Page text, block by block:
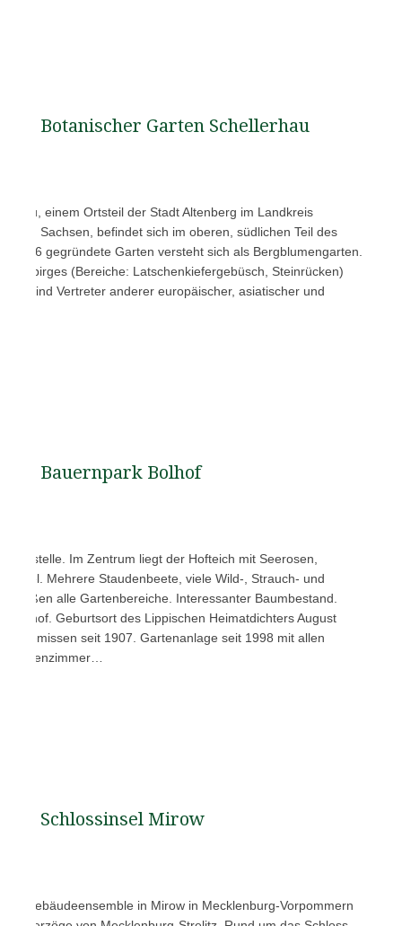
Botanischer Garten Schellerhau
einem Ortsteil der Stadt Altenberg im Landkreis
in Sachsen, befindet sich im oberen, südlichen Teil des
1906 gegründete Garten versteht sich als Bergblumengarten.
(Bereiche: Latschenkiefergebüsch, Steinrücken)
sind Vertreter anderer europäischer, asiatischer und
Bauernpark Bolhof
Im Zentrum liegt der Hofteich mit Seerosen,
Insel. Mehrere Staudenbeete, viele Wild-, Strauch- und
alle Gartenbereiche. Interessanter Baumbestand.
Bolhof. Geburtsort des Lippischen Heimatdichters August
Asemissen seit 1907. Gartenanlage seit 1998 mit allen
Gartenzimmer…
Schlossinsel Mirow
Gebäudeensemble in Mirow in Mecklenburg-Vorpommern